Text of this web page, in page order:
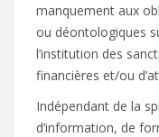
manquement aux
ou déontologiques
l’institution des
financières et/ou
Indépendant de la
d’information, de